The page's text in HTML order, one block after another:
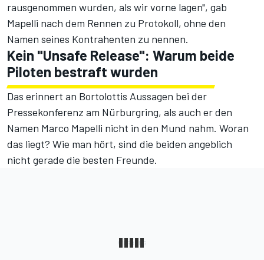
rausgenommen wurden, als wir vorne lagen", gab
Mapelli nach dem Rennen zu Protokoll, ohne den
Namen seines Kontrahenten zu nennen.
Kein "Unsafe Release": Warum beide
Piloten bestraft wurden
Das erinnert an Bortolottis Aussagen bei der
Pressekonferenz am Nürburgring, als auch er den
Namen Marco Mapelli nicht in den Mund nahm. Woran
das liegt? Wie man hört, sind die beiden angeblich
nicht gerade die besten Freunde.